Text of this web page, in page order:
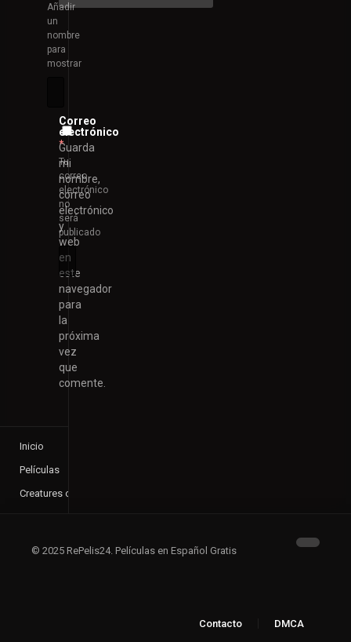
Añadir
un
nombre
para
mostrar
Correo
electrónico
*
Tu
correo
electrónico
no
será
publicado
Guarda
mi
nombre,
correo
electrónico
y
web
en
este
navegador
para
la
próxima
vez
que
comente.
Inicio
Películas
Creatures of the Night
© 2025 RePelis24. Películas en Español Gratis
Contacto DMCA